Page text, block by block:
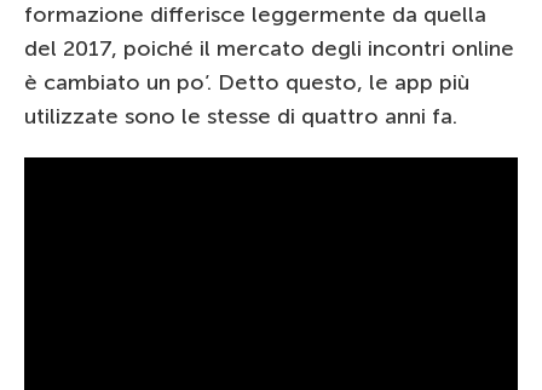
formazione differisce leggermente da quella
del 2017, poiché il mercato degli incontri online
è cambiato un po’. Detto questo, le app più
utilizzate sono le stesse di quattro anni fa.